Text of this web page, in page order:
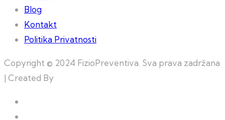
Blog
Kontakt
Politika Privatnosti
Copyright © 2024 FizioPreventiva. Sva prava zadržana
| Created By